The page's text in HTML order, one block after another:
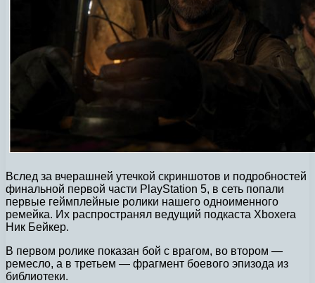
Вслед за вчерашней утечкой скриншотов и подробностей
финальной первой части PlayStation 5, в сеть попали
первые геймплейные ролики нашего одноименного
ремейка. Их распространял ведущий подкаста Xboxera
Ник Бейкер.
В первом ролике показан бой с врагом, во втором —
ремесло, а в третьем — фрагмент боевого эпизода из
библиотеки.